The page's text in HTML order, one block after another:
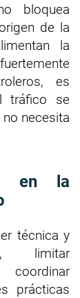
bloquea
de la
la
es
tráfico se
necesita
en la
técnica y
limitar
prácticas